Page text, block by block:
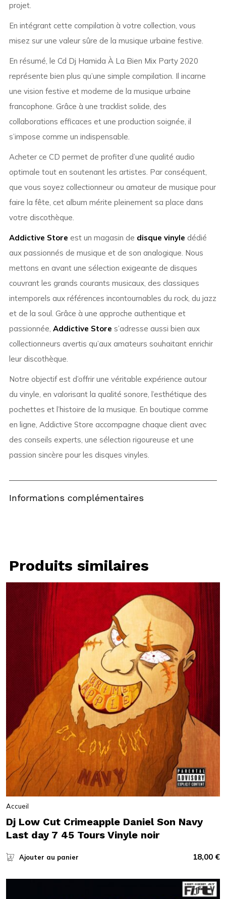
projet.
En intégrant cette compilation à votre collection, vous
misez sur une valeur sûre de la musique urbaine festive.
En résumé, le Cd Dj Hamida À La Bien Mix Party 2020
représente bien plus qu’une simple compilation. Il incarne
une vision festive et moderne de la musique urbaine
francophone. Grâce à une tracklist solide, des
collaborations efficaces et une production soignée, il
s’impose comme un indispensable.
Acheter ce CD permet de profiter d’une qualité audio
optimale tout en soutenant les artistes. Par conséquent,
que vous soyez collectionneur ou amateur de musique pour
faire la fête, cet album mérite pleinement sa place dans
votre discothèque.
Addictive Store est un magasin de disque vinyle dédié
aux passionnés de musique et de son analogique. Nous
mettons en avant une sélection exigeante de disques
couvrant les grands courants musicaux, des classiques
intemporels aux références incontournables du rock, du jazz
et de la soul. Grâce à une approche authentique et
passionnée, Addictive Store s’adresse aussi bien aux
collectionneurs avertis qu’aux amateurs souhaitant enrichir
leur discothèque.
Notre objectif est d’offrir une véritable expérience autour
du vinyle, en valorisant la qualité sonore, l’esthétique des
pochettes et l’histoire de la musique. En boutique comme
en ligne, Addictive Store accompagne chaque client avec
des conseils experts, une sélection rigoureuse et une
passion sincère pour les disques vinyles.
Informations complémentaires
Produits similaires
Accueil
Dj Low Cut Crimeapple Daniel Son Navy
Last day 7 45 Tours Vinyle noir
Ajouter au panier 18,00 €